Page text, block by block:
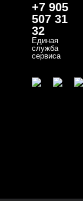
+7 905
507 31
32
Единая
служба
сервиса